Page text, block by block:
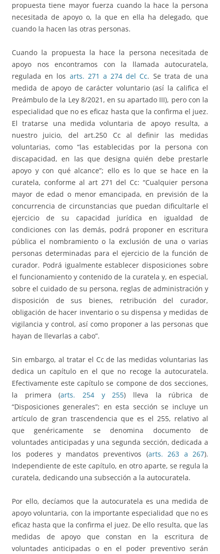
propuesta tiene mayor fuerza cuando la hace la persona
necesitada de apoyo o, la que en ella ha delegado, que
cuando la hacen las otras personas.
Cuando la propuesta la hace la persona necesitada de
apoyo nos encontramos con la llamada autocuratela,
regulada en los arts. 271 a 274 del Cc. Se trata de una
medida de apoyo de carácter voluntario (así la califica el
Preámbulo de la Ley 8/2021, en su apartado III), pero con la
especialidad que no es eficaz hasta que la confirma el juez.
El tratarse una medida voluntaria de apoyo resulta, a
nuestro juicio, del art.250 Cc al definir las medidas
voluntarias, como “las establecidas por la persona con
discapacidad, en las que designa quién debe prestarle
apoyo y con qué alcance”; ello es lo que se hace en la
curatela, conforme al art 271 del Cc: “Cualquier persona
mayor de edad o menor emancipada, en previsión de la
concurrencia de circunstancias que puedan dificultarle el
ejercicio de su capacidad jurídica en igualdad de
condiciones con las demás, podrá proponer en escritura
pública el nombramiento o la exclusión de una o varias
personas determinadas para el ejercicio de la función de
curador. Podrá igualmente establecer disposiciones sobre
el funcionamiento y contenido de la curatela y, en especial,
sobre el cuidado de su persona, reglas de administración y
disposición de sus bienes, retribución del curador,
obligación de hacer inventario o su dispensa y medidas de
vigilancia y control, así como proponer a las personas que
hayan de llevarlas a cabo”.
Sin embargo, al tratar el Cc de las medidas voluntarias las
dedica un capítulo en el que no recoge la autocuratela.
Efectivamente este capítulo se compone de dos secciones,
la primera (arts. 254 y 255) lleva la rúbrica de
“Disposiciones generales”; en esta sección se incluye un
artículo de gran trascendencia que es el 255, relativo al
que genéricamente se denomina documento de
voluntades anticipadas y una segunda sección, dedicada a
los poderes y mandatos preventivos (arts. 263 a 267).
Independiente de este capítulo, en otro aparte, se regula la
curatela, dedicando una subsección a la autocuratela.
Por ello, decíamos que la autocuratela es una medida de
apoyo voluntaria, con la importante especialidad que no es
eficaz hasta que la confirma el juez. De ello resulta, que las
medidas de apoyo que constan en la escritura de
voluntades anticipadas o en el poder preventivo serán